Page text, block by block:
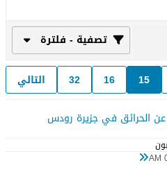
تصفية - فلترة
15
16
32 التالي